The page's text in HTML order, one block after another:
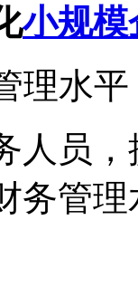
小规模
水平
员，
务管